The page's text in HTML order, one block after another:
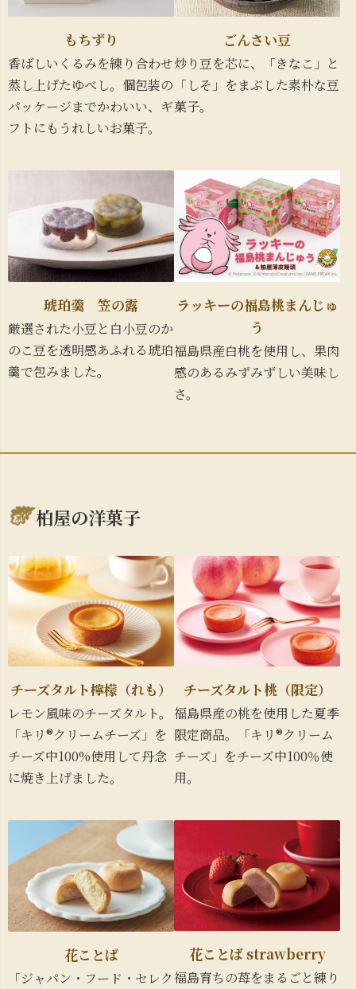
もちずり
香ばしいくるみを練り合わせ
蒸し上げたゆべし。個包装の
パッケージまでかわいい、ギ
フトにもうれしいお菓子。
ごんさい豆
炒り豆を芯に、「きなこ」と
「しそ」をまぶした素朴な豆
菓子。
琥珀羹 笠の露
厳選された小豆と白小豆のか
のこ豆を透明感あふれる琥珀
羹で包みました。
ラッキーの福島桃まんじゅ
う
福島県産白桃を使用し、果肉
感のあるみずみずしい美味し
さ。
柏屋の洋菓子
チーズタルト檸檬（れも）
レモン風味のチーズタルト。
「キリ®クリームチーズ」を
チーズ中100%使用して丹念
に焼き上げました。
チーズタルト桃（限定）
福島県産の桃を使用した夏季
限定商品。「キリ®クリーム
チーズ」をチーズ中100％使
用。
花ことば
「ジャパン・フード・セレク
花ことば strawberry
福島育ちの苺をまるごと練り